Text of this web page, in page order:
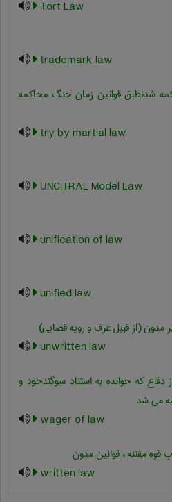
Tort Law
trademark law
شدنطبق قوانین زمان جنگ محاکمه
try by martial law
UNCITRAL Model Law
unification of law
unified law
مدون (از قبیل عرف و رویه قضایی)
unwritten law
که خوانده به استناد سوگندخود و
می شد
wager of law
قوه مقننه ، قوانین مدون
written law